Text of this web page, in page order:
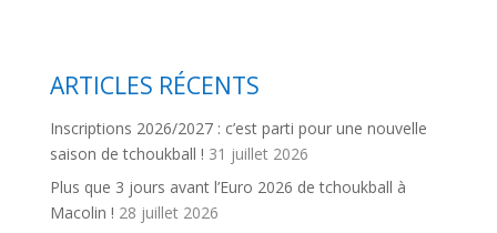
ARTICLES RÉCENTS
Inscriptions 2026/2027 : c’est parti pour une nouvelle
saison de tchoukball ! 31 juillet 2026
Plus que 3 jours avant l’Euro 2026 de tchoukball à
Macolin ! 28 juillet 2026